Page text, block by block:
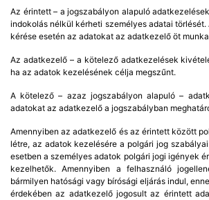
Az érintett – a jogszabályon alapuló
indokolás nélkül kérheti személyes adatai
kérése esetén az adatokat az adatkezelő öt
Az adatkezelő – a kötelező adatkezelések
ha az adatok kezelésének célja megszűnt.
A kötelező – azaz jogszabályon alapuló –
adatokat az adatkezelő a jogszabályban
Amennyiben az adatkezelő és az érintett között
létre, az adatok kezelésére a polgári jog
esetben a személyes adatok polgári jogi igények
kezelhetők. Amennyiben a felhasználó
bármilyen hatósági vagy bírósági eljárás indul,
érdekében az adatkezelő jogosult az érintett